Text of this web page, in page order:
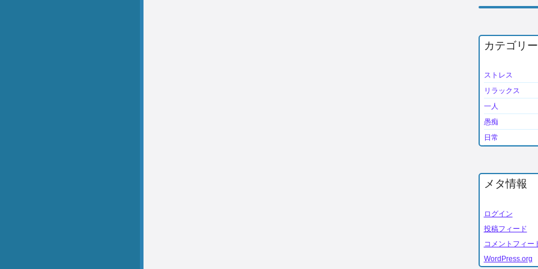
カテゴリー
ストレス
リラックス
一人
愚痴
日常
メタ情報
ログイン
投稿フィード
コメントフィー
WordPress.org